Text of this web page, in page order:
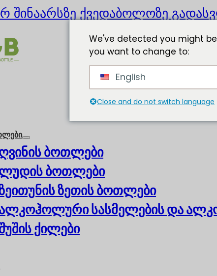
შინაარსზექვედაბოლოზე
ბოთლები
ბოთლები
ზეთის ბოთლები
სასმელების და
ქილები
We've detected you might
you want to change to:
English
Close and do not switch language